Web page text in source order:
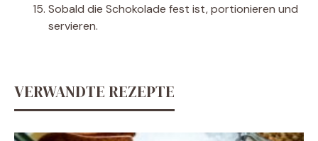
Sobald die Schokolade fest ist, portionieren und
servieren.
VERWANDTE REZEPTE